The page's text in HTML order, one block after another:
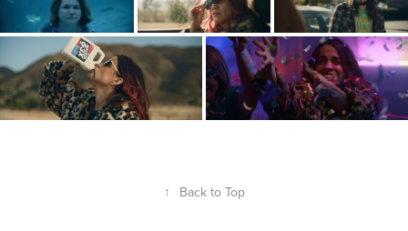
↑ Back to Top